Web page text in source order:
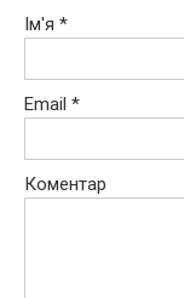
Ім'я *
Email *
Коментар